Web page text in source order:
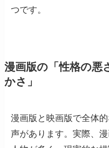
つです。
漫画版の「性格の悪
かさ」
漫画版と映画版で全体
声があります。実際、